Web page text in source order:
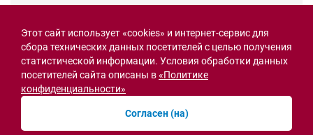
Новости рубрики
Острая ситуация
Этот сайт использует «cookies» и интернет-сервис для
сбора технических данных посетителей с целью получения
статистической информации. Условия обработки данных
посетителей сайта описаны в«Политике
конфиденциальности»
Согласен (на)